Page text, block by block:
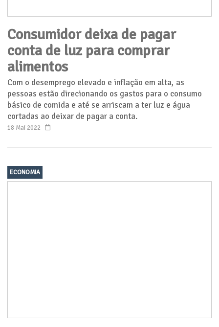
Consumidor deixa de pagar
conta de luz para comprar
alimentos
Com o desemprego elevado e inflação em alta, as
pessoas estão direcionando os gastos para o consumo
básico de comida e até se arriscam a ter luz e água
cortadas ao deixar de pagar a conta.
18 Mai 2022
ECONOMIA